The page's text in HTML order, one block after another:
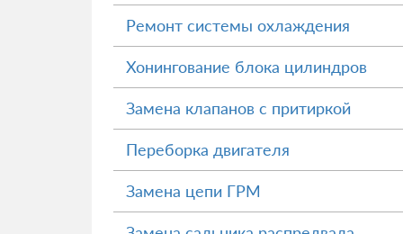
Ремонт системы охлаждения
Хонингование блока цилиндров
Замена клапанов с притиркой
Переборка двигателя
Замена цепи ГРМ